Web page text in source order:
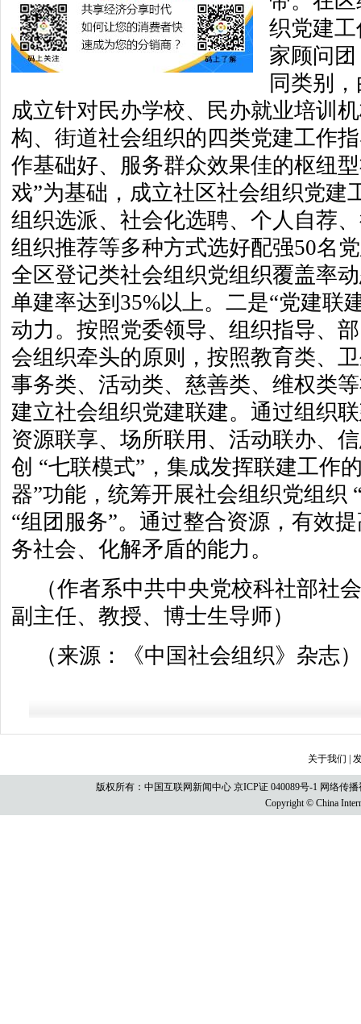
织党建
家顾问
同类别
成立针对民办学校、民办就业培训
构、街道社会组织的四类党建工作
作基础好、服务群众效果佳的枢纽
戏”为基础，成立社区社会组织党建
组织选派、社会化选聘、个人自荐
组织推荐等多种方式选好配强50名
全区登记类社会组织党组织覆盖率
单建率达到35%以上。二是“党建联
动力。按照党委领导、组织指导、
会组织牵头的原则，按照教育类、
事务类、活动类、慈善类、维权类
建立社会组织党建联建。通过组织
资源联享、场所联用、活动联办、
创 “七联模式”，集成发挥联建工作
器”功能，统筹开展社会组织党组织
“组团服务”。通过整合资源，有效
务社会、化解矛盾的能力。
（作者系中共中央党校科社部社
副主任、教授、博士生导师）
（来源：《中国社会组织》杂志）